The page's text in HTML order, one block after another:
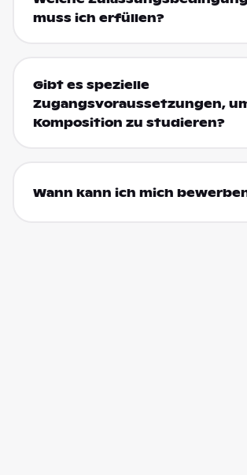
muss ich erfüllen?
Gibt es spezielle
Zugangsvoraussetzungen,
Komposition zu studieren?
Wann kann ich mich